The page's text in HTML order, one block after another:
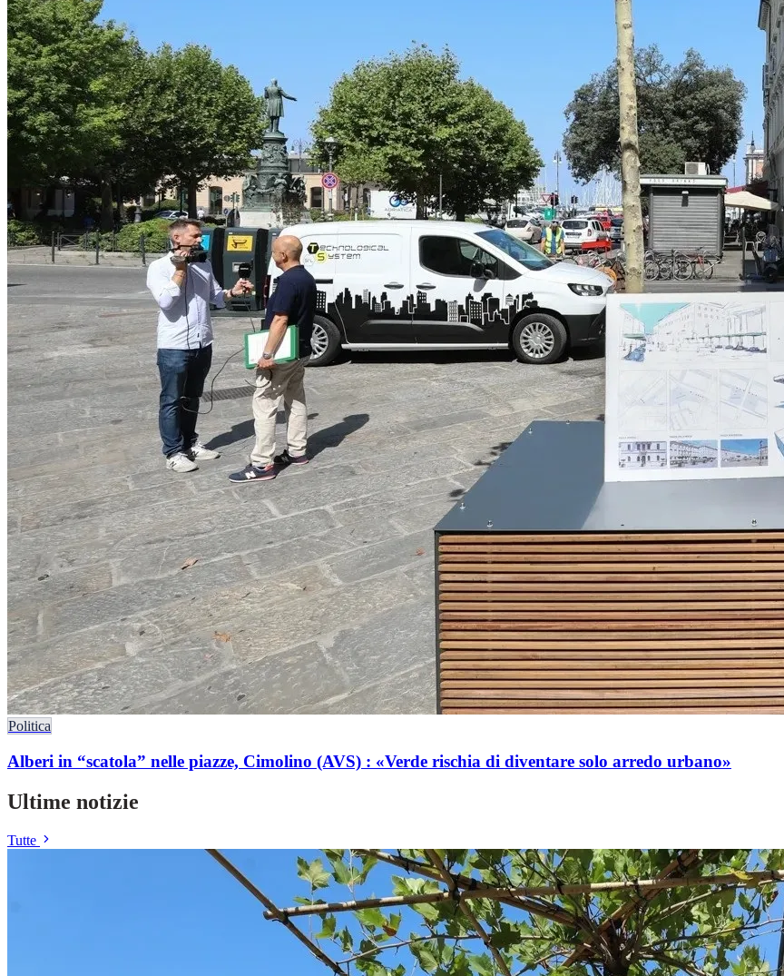
Politica
Alberi in “scatola” nelle piazze, Cimolino (AVS) : «Verde rischia di diventare solo arredo urbano»
Ultime notizie
Tutte